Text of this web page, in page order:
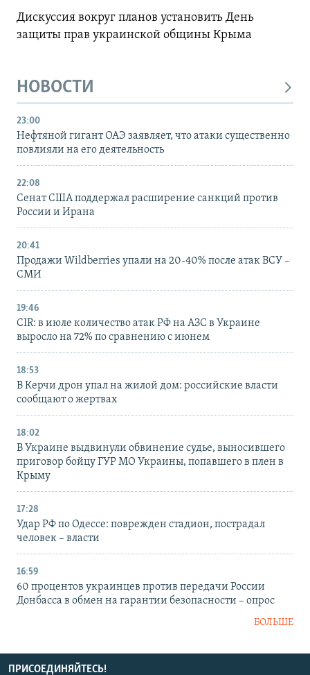
Дискуссия вокруг планов установить День
защиты прав украинской общины Крыма
НОВОСТИ
23:00
Нефтяной гигант ОАЭ заявляет, что атаки существенно
повлияли на его деятельность
22:08
Сенат США поддержал расширение санкций против
России и Ирана
20:41
Продажи Wildberries упали на 20-40% после атак ВСУ –
СМИ
19:46
CIR: в июле количество атак РФ на АЗС в Украине
выросло на 72% по сравнению с июнем
18:53
В Керчи дрон упал на жилой дом: российские власти
сообщают о жертвах
18:02
В Украине выдвинули обвинение судье, выносившего
приговор бойцу ГУР МО Украины, попавшего в плен в
Крыму
17:28
Удар РФ по Одессе: поврежден стадион, пострадал
человек – власти
16:59
60 процентов украинцев против передачи России
Донбасса в обмен на гарантии безопасности – опрос
БОЛЬШЕ
ПРИСОЕДИНЯЙТЕСЬ!